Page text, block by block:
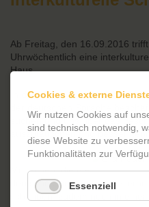
Ab Freitag, den 16.09.2016
Uhrwöchentlich eine
Haus.
In dieser Gruppe werden wir
suchen und uns über das
auszutauschen und besser
Menschen, die die
deutsche Sprache gerade
schreiben, zudem noch in
Cookies & externe
Wir nutzen Cookies auf
sind technisch notwendig,
diese Website zu
Funktionalitäten zur
Essenziell